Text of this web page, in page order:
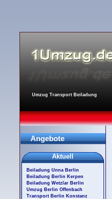
Umzug Transport Beiladung
Angebote
Aktuell
Beiladung Unna Berlin
Beiladung Berlin Kerpen
Beiladung Wetzlar Berlin
Umzug Berlin Offenbach
Transport Berlin Konstanz